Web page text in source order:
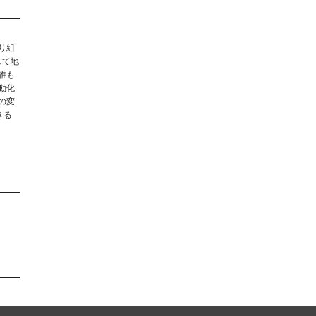
組
て地
も
化
変
る